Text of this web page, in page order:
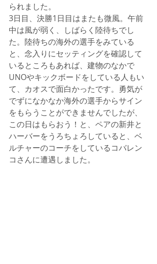
られました。
3日目、決勝1日目はまたも微風。午前
中は風が弱く、しばらく陸待ちでし
た。陸待ちの海外の選手をみている
と、念入りにセッティングを確認して
いるところもあれば、建物のなかで
UNOやキックボードをしている人もい
て、カオスで面白かったです。勇気が
でずになかなか海外の選手からサイン
をもらうことができませんでしたが、
この日はもらおう！と、ペアの新井と
ハーバーをうろちょろしていると、ベ
ルチャーのコーチをしているコバレン
コさんに遭遇しました。